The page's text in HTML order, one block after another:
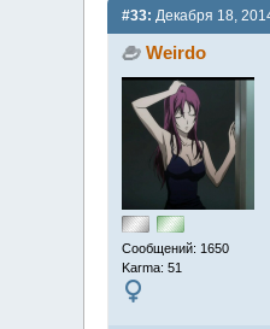
#33: Декабря 18,
Weirdo
Сообщений: 1650
Karma: 51